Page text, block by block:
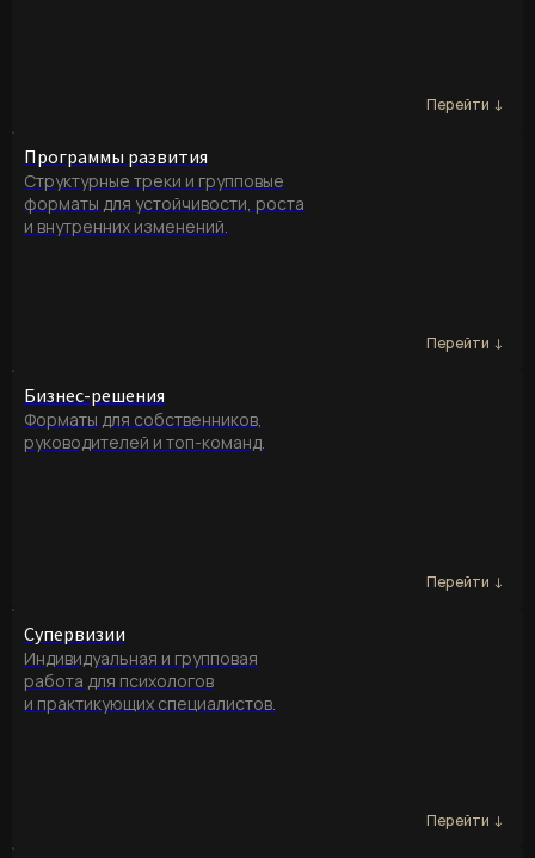
Программы развития
Структурные треки и групповые
форматы для устойчивости, роста
и внутренних изменений.
Бизнес-решения
Форматы для собственников,
руководителей и топ-команд.
Супервизии
Индивидуальная и групповая
работа для психологов
и практикующих специалистов.